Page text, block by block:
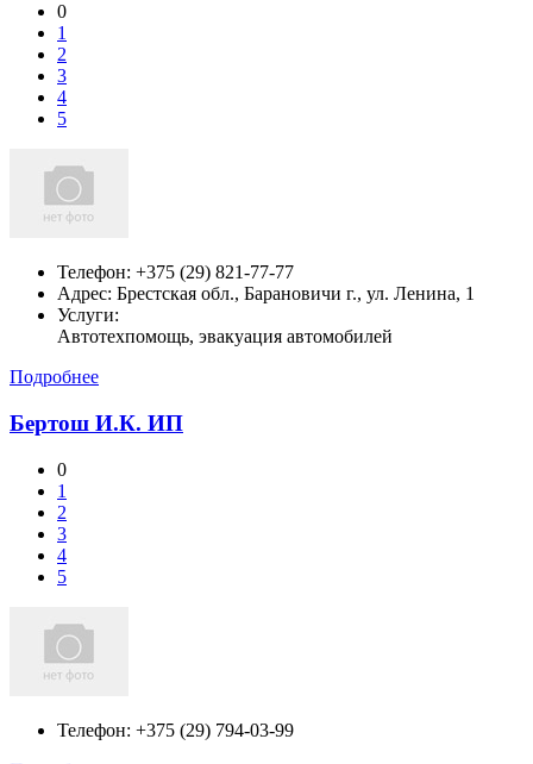
0
1
2
3
4
5
Телефон: +375 (29) 821-77-77
Адрес: Брестская обл., Барановичи г., ул. Ленина, 1
Услуги:
Автотехпомощь, эвакуация автомобилей
Подробнее
Бертош И.К. ИП
0
1
2
3
4
5
Телефон: +375 (29) 794-03-99